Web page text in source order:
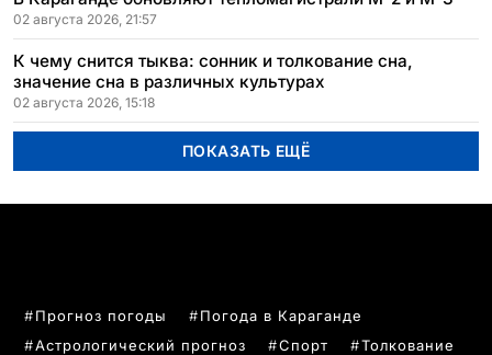
02 августа 2026, 21:57
К чему снится тыква: сонник и толкование сна,
значение сна в различных культурах
02 августа 2026, 15:18
ПОКАЗАТЬ ЕЩЁ
Прогноз погоды
Погода в Караганде
Астрологический прогноз
Спорт
Толкование